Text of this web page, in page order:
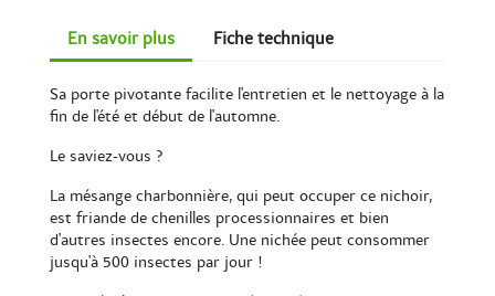
En savoir plus Fiche technique
Sa porte pivotante facilite l'entretien et le nettoyage à la
fin de l'été et début de l'automne.
Le saviez-vous ?
La mésange charbonnière, qui peut occuper ce nichoir,
est friande de chenilles processionnaires et bien
d'autres insectes encore. Une nichée peut consommer
jusqu'à 500 insectes par jour !